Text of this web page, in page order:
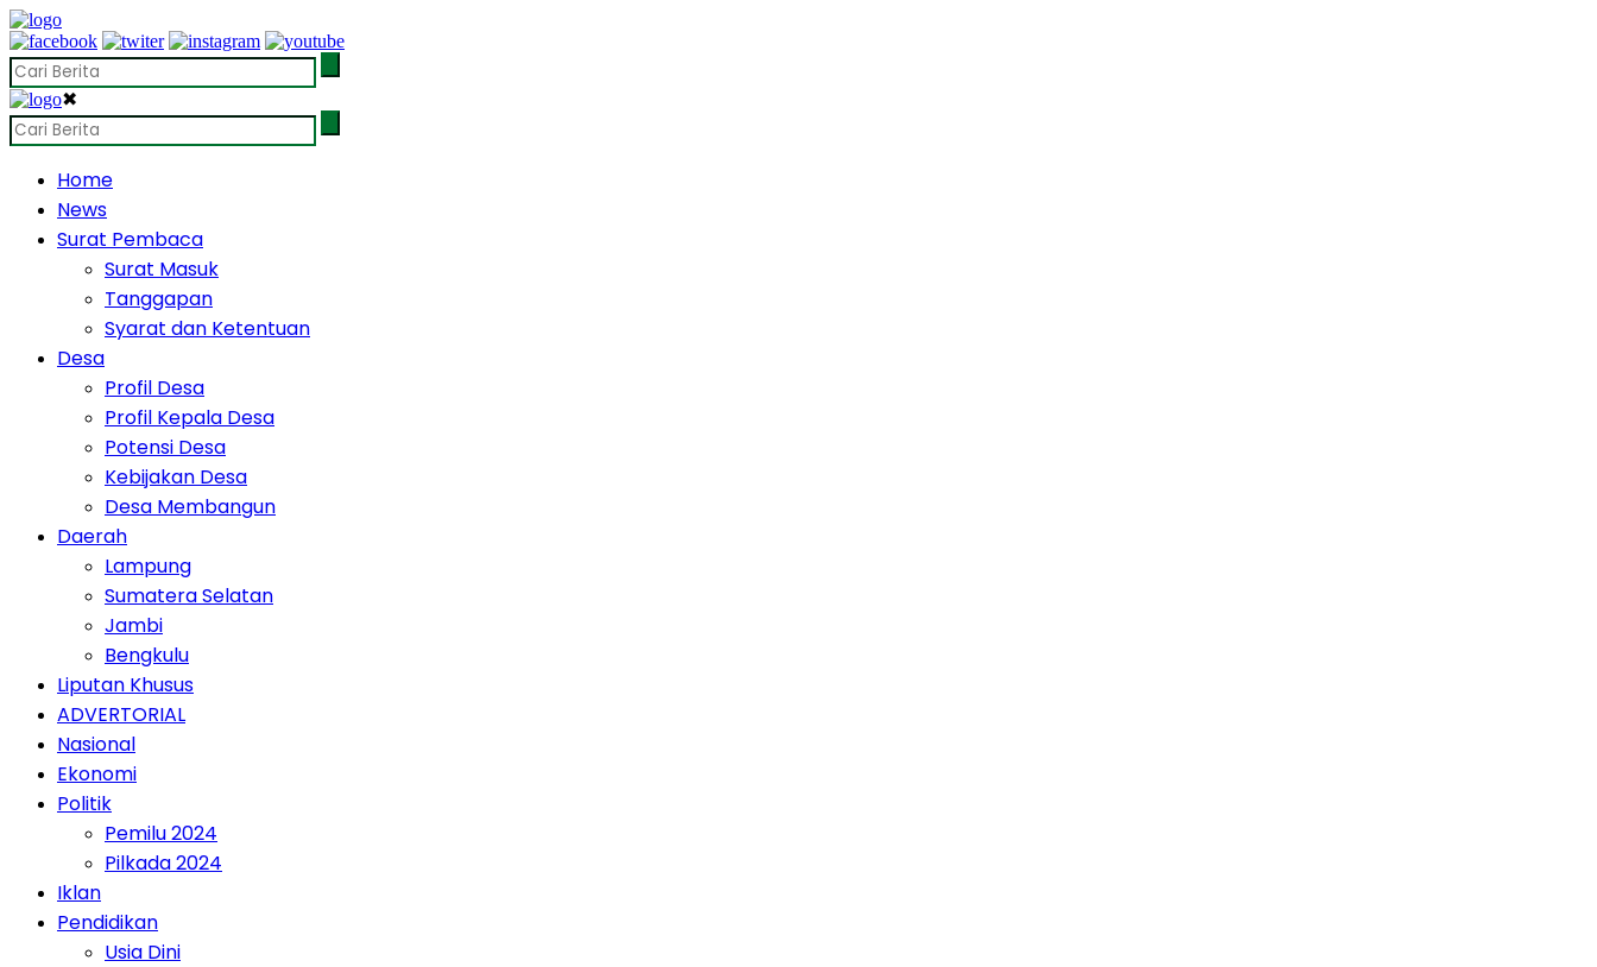
✖
Home
News
Surat Pembaca
Surat Masuk
Tanggapan
Syarat dan Ketentuan
Desa
Profil Desa
Profil Kepala Desa
Potensi Desa
Kebijakan Desa
Desa Membangun
Daerah
Lampung
Sumatera Selatan
Jambi
Bengkulu
Liputan Khusus
ADVERTORIAL
Nasional
Ekonomi
Politik
Pemilu 2024
Pilkada 2024
Iklan
Pendidikan
Usia Dini